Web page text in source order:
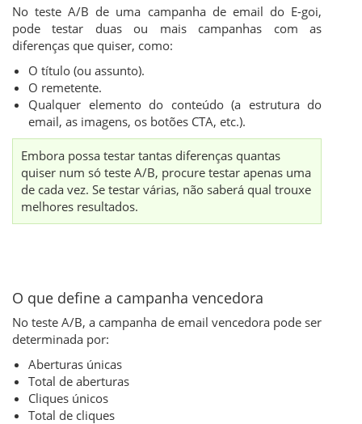
No teste A/B de uma campanha de email do E-goi,
pode testar duas ou mais campanhas com as
diferenças que quiser, como:
O título (ou assunto).
O remetente.
Qualquer elemento do conteúdo (a estrutura do
email, as imagens, os botões CTA, etc.).
Embora possa testar tantas diferenças quantas
quiser num só teste A/B, procure testar apenas uma
de cada vez. Se testar várias, não saberá qual trouxe
melhores resultados.
O que define a campanha vencedora
No teste A/B, a campanha de email vencedora pode ser
determinada por:
Aberturas únicas
Total de aberturas
Cliques únicos
Total de cliques